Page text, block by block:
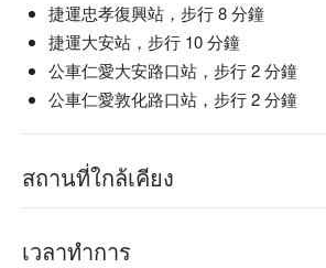
捷運忠孝復興站，步行 8 分鐘
捷運大安站，步行 10 分鐘
公車仁愛大安路口站，步行 2 分鐘
公車仁愛敦化路口站，步行 2 分鐘
สถานที่ใกล้เคียง
เวลาทำการ